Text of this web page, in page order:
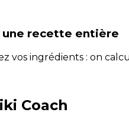
une recette entière
vos ingrédients : on
Coach